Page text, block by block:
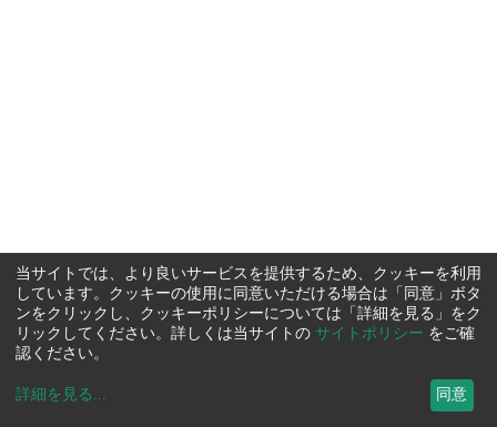
当サイトでは、より良いサービスを提供するため、クッキーを利用
しています。クッキーの使用に同意いただける場合は「同意」ボタ
ンをクリックし、クッキーポリシーについては「詳細を見る」をク
リックしてください。詳しくは当サイトの サイトポリシー をご確
認ください。
詳細を見る ... 同意